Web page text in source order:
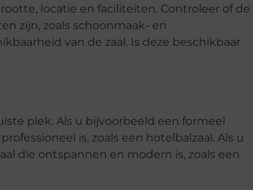
locatie en faciliteiten. Controleer of de
zijn, zoals schoonmaak- en
van de zaal. Is deze beschikbaar
plek. Als u bijvoorbeeld een formeel
is, zoals een hotelbalzaal. Als u
die ontspannen en modern is, zoals een